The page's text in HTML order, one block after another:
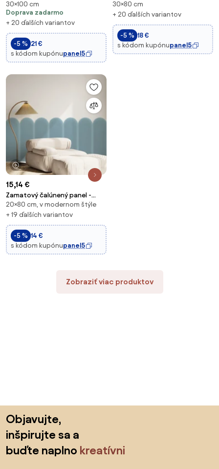
Oblúk - 30x100cm Farba:
Fľaškovozelená
30×100 cm
Doprava zadarmo
+ 20 ďalších variantov
-5 % 21 €
s kódom kupónupanel5
Oblúk - 30x80cm Farba: Mäta
30×80 cm
+ 20 ďalších variantov
-5 % 18 €
s kódom kupónupanel5
1 video
15,14 €
Zamatový čalúnený panel -
Oblúk - 20x80cm Farba:
Bledomodrá
20×80 cm, v modernom štýle
+ 19 ďalších variantov
-5 % 14 €
s kódom kupónupanel5
Zobraziť viac produktov
Objavujte,
inšpirujte sa a
buďte naplno kreatívni